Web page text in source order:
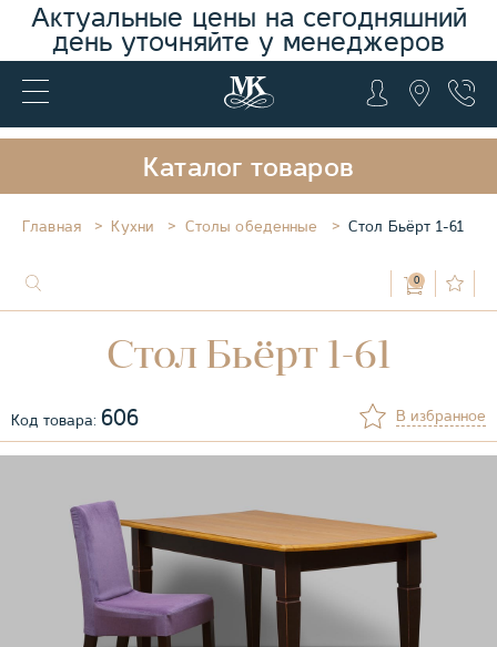
Актуальные цены на сегодняшний
день уточняйте у менеджеров
Каталог товаров
Главная Кухни Столы обеденные Стол Бьёрт 1-61
0
Стол Бьёрт 1-61
Код товара: 606 В избранное